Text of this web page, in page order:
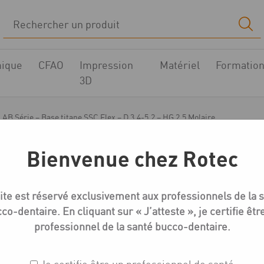
CFAO
Impression
3D
Matériel
AB Série – Base titane SSC Flex – D 3.4-5.2 – HG 2.5 Molaire
AB Série – Base titane
HG 2.5 Molaire
Bienvenue chez Rotec
est réservé exclusivement aux professionnels de la
dentaire. En cliquant sur « J’atteste », je certifie
professionnel de la santé bucco-dentaire.